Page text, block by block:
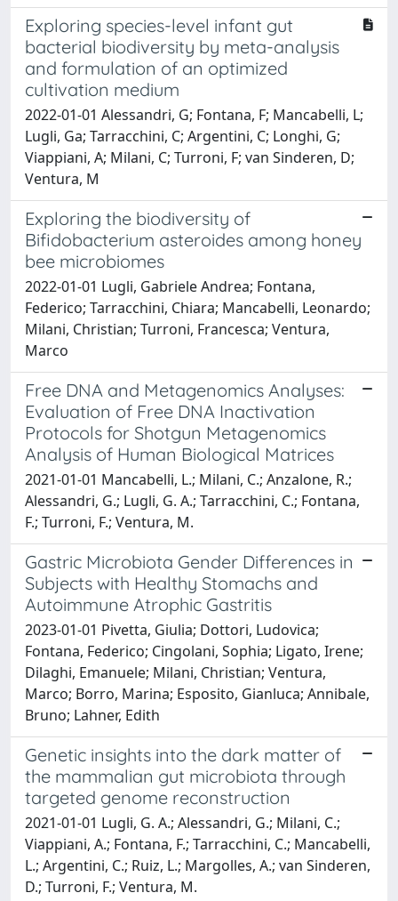
Exploring species-level infant gut
bacterial biodiversity by meta-analysis
and formulation of an optimized
cultivation medium
2022-01-01 Alessandri, G; Fontana, F; Mancabelli, L;
Lugli, Ga; Tarracchini, C; Argentini, C; Longhi, G;
Viappiani, A; Milani, C; Turroni, F; van Sinderen, D;
Ventura, M
Exploring the biodiversity of
Bifidobacterium asteroides among honey
bee microbiomes
2022-01-01 Lugli, Gabriele Andrea; Fontana,
Federico; Tarracchini, Chiara; Mancabelli, Leonardo;
Milani, Christian; Turroni, Francesca; Ventura,
Marco
Free DNA and Metagenomics Analyses:
Evaluation of Free DNA Inactivation
Protocols for Shotgun Metagenomics
Analysis of Human Biological Matrices
2021-01-01 Mancabelli, L.; Milani, C.; Anzalone, R.;
Alessandri, G.; Lugli, G. A.; Tarracchini, C.; Fontana,
F.; Turroni, F.; Ventura, M.
Gastric Microbiota Gender Differences in
Subjects with Healthy Stomachs and
Autoimmune Atrophic Gastritis
2023-01-01 Pivetta, Giulia; Dottori, Ludovica;
Fontana, Federico; Cingolani, Sophia; Ligato, Irene;
Dilaghi, Emanuele; Milani, Christian; Ventura,
Marco; Borro, Marina; Esposito, Gianluca; Annibale,
Bruno; Lahner, Edith
Genetic insights into the dark matter of
the mammalian gut microbiota through
targeted genome reconstruction
2021-01-01 Lugli, G. A.; Alessandri, G.; Milani, C.;
Viappiani, A.; Fontana, F.; Tarracchini, C.; Mancabelli,
L.; Argentini, C.; Ruiz, L.; Margolles, A.; van Sinderen,
D.; Turroni, F.; Ventura, M.